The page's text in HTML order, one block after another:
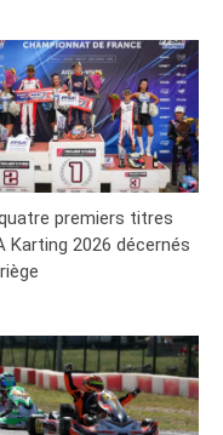
premiers titres
Karting 2026 décernés